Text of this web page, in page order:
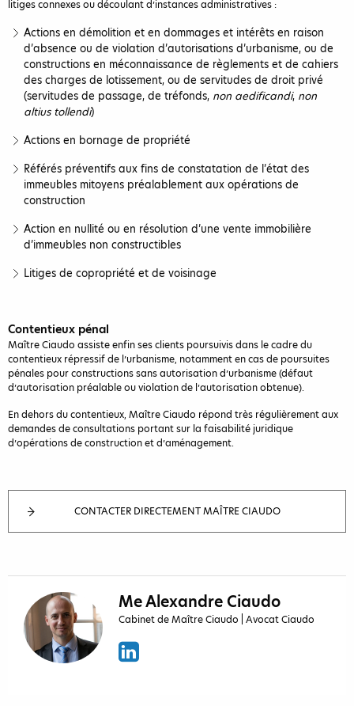
litiges connexes ou découlant d’instances administratives :
Actions en démolition et en dommages et intérêts en raison
d’absence ou de violation d’autorisations d’urbanisme, ou de
constructions en méconnaissance de règlements et de cahiers
des charges de lotissement, ou de servitudes de droit privé
(servitudes de passage, de tréfonds, non aedificandi, non
altius tollendi)
Actions en bornage de propriété
Référés préventifs aux fins de constatation de l’état des
immeubles mitoyens préalablement aux opérations de
construction
Action en nullité ou en résolution d’une vente immobilière
d’immeubles non constructibles
Litiges de copropriété et de voisinage
Contentieux pénal
Maître Ciaudo assiste enfin ses clients poursuivis dans le cadre du
contentieux répressif de l’urbanisme, notamment en cas de poursuites
pénales pour constructions sans autorisation d’urbanisme (défaut
d’autorisation préalable ou violation de l’autorisation obtenue).
En dehors du contentieux, Maître Ciaudo répond très régulièrement aux
demandes de consultations portant sur la faisabilité juridique
d’opérations de construction et d’aménagement.
CONTACTER DIRECTEMENT MAÎTRE CIAUDO
Me Alexandre Ciaudo
Cabinet de Maître Ciaudo | Avocat Ciaudo